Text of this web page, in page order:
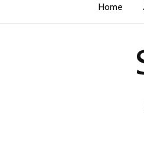
Home